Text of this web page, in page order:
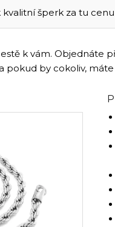
šperk za tu
k vám. Objednáte
pokud by cokoliv,